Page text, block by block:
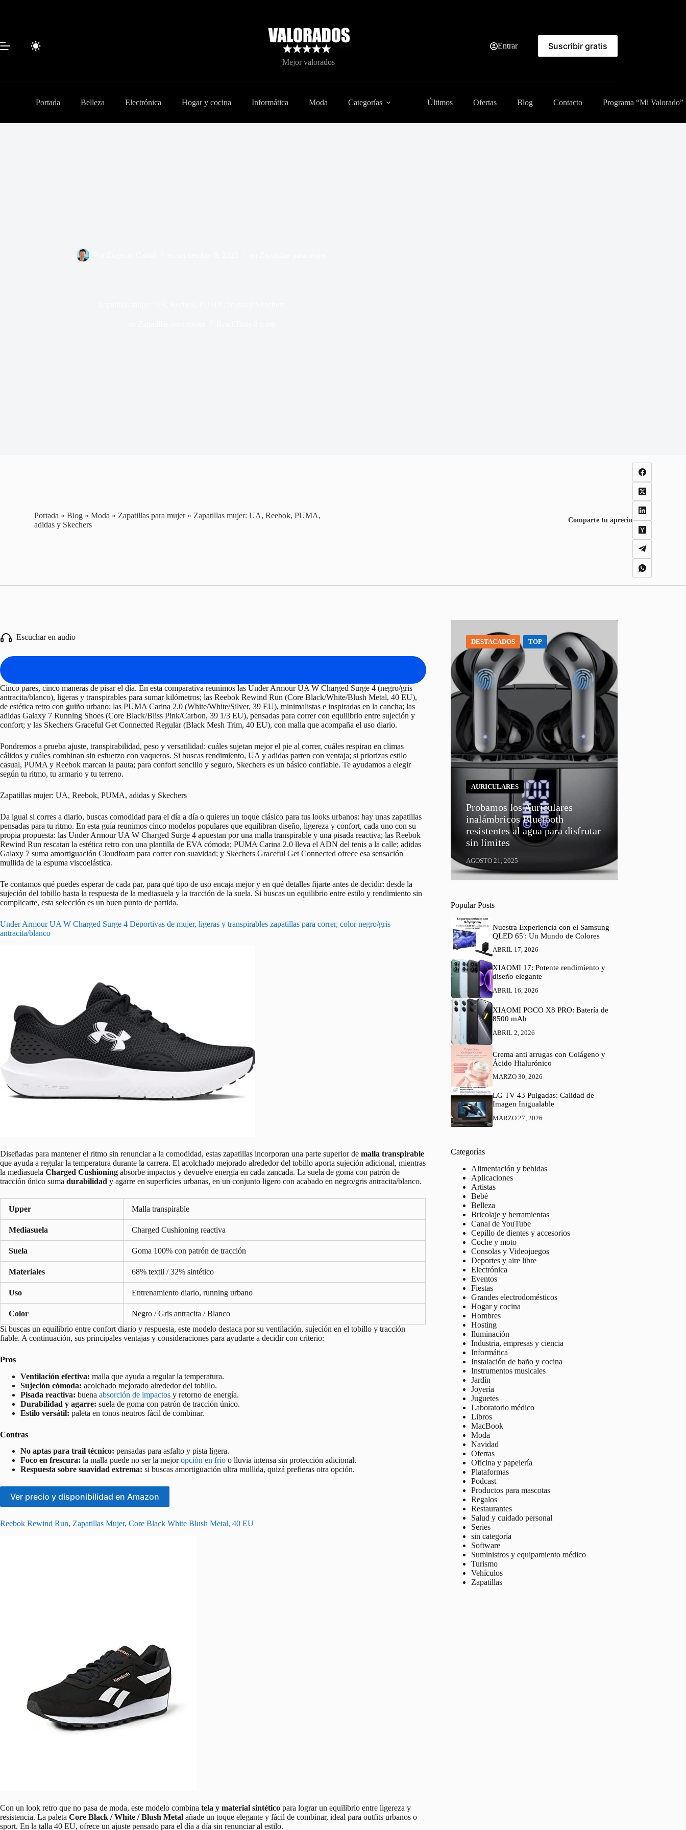
Mejor valorados
Entrar Suscribir gratis
Portada Belleza Electrónica Hogar y cocina Informática Moda Categorías Últimos Ofertas Blog Contacto Programa “Mi Valorado”
Portada »Blog »Moda » Zapatillas para mujer» Zapatillas mujer: UA, Reebok, PUMA,
adidas y Skechers
Comparte tu aprecio
Escuchar en audio
Cinco pares, cinco maneras de pisar el día. En esta comparativa reunimos las Under Armour UA W Charged Surge 4 (negro/gris
antracita/blanco), ligeras y transpirables para sumar kilómetros; las Reebok Rewind Run (Core Black/White/Blush Metal, 40 EU),
de estética retro con guiño urbano; las PUMA Carina 2.0 (White/White/Silver, 39 EU), minimalistas e inspiradas en la cancha; las
adidas Galaxy 7 Running Shoes (Core Black/Bliss Pink/Carbon, 39 1/3 EU), pensadas para correr con equilibrio entre sujeción y
confort; y las Skechers Graceful Get Connected Regular (Black Mesh Trim, 40 EU), con malla que acompaña el uso diario.
Pondremos a prueba ajuste, transpirabilidad, peso y versatilidad: cuáles sujetan mejor el pie al correr, cuáles respiran en climas
cálidos y cuáles combinan sin esfuerzo con vaqueros. Si buscas rendimiento, UA y adidas parten con ventaja; si priorizas estilo
casual, PUMA y Reebok marcan la pauta; para confort sencillo y seguro, Skechers es un básico confiable. Te ayudamos a elegir
según tu ritmo, tu armario y tu terreno.
Zapatillas mujer: UA, Reebok, PUMA, adidas y Skechers
Da igual si corres a diario, buscas comodidad para el día a día o quieres un toque clásico para tus looks urbanos: hay unas zapatillas
pensadas para tu ritmo. En esta guía reunimos cinco modelos populares que equilibran diseño, ligereza y confort, cada uno con su
propia propuesta: las Under Armour UA W Charged Surge 4 apuestan por una malla transpirable y una pisada reactiva; las Reebok
Rewind Run rescatan la estética retro con una plantilla de EVA cómoda; PUMA Carina 2.0 lleva el ADN del tenis a la calle; adidas
Galaxy 7 suma amortiguación Cloudfoam para correr con suavidad; y Skechers Graceful Get Connected ofrece esa sensación
mullida de la espuma viscoelástica.
Te contamos qué puedes esperar de cada par, para qué tipo de uso encaja mejor y en qué detalles fijarte antes de decidir: desde la
sujeción del tobillo hasta la respuesta de la mediasuela y la tracción de la suela. Si buscas un equilibrio entre estilo y rendimiento sin
complicarte, esta selección es un buen punto de partida.
Under Armour UA W Charged Surge 4 Deportivas de mujer, ligeras y transpirables zapatillas para correr, color negro/gris
antracita/blanco
Diseñadas para mantener el ritmo sin renunciar a la comodidad, estas zapatillas incorporan una parte superior de malla transpirable
que ayuda a regular la temperatura durante la carrera. El acolchado mejorado alrededor del tobillo aporta sujeción adicional, mientras
la mediasuela Charged Cushioning absorbe impactos y devuelve energía en cada zancada. La suela de goma con patrón de
tracción único suma durabilidad y agarre en superficies urbanas, en un conjunto ligero con acabado en negro/gris antracita/blanco.
Upper Malla transpirable
Mediasuela Charged Cushioning reactiva
Suela Goma 100% con patrón de tracción
Materiales 68% textil / 32% sintético
Uso Entrenamiento diario, running urbano
Color
Negro / Gris antracita / Blanco
Si buscas un equilibrio entre confort diario y respuesta, este modelo destaca por su ventilación, sujeción en el tobillo y tracción
fiable. A continuación, sus principales ventajas y consideraciones para ayudarte a decidir con criterio:
Pros
Ventilación efectiva: malla que ayuda a regular la temperatura.
Sujeción cómoda: acolchado mejorado alrededor del tobillo.
Pisada reactiva: buena absorción de impactos y retorno de energía.
Durabilidad y agarre: suela de goma con patrón de tracción único.
Estilo versátil: paleta en tonos neutros fácil de combinar.
Contras
No aptas para trail técnico: pensadas para asfalto y pista ligera.
Foco en frescura: la malla puede no ser la mejoropción en frío o lluvia intensa sin protección adicional.
Respuesta sobre suavidad extrema: si buscas amortiguación ultra mullida, quizá prefieras otra opción.
Ver precio y disponibilidad en Amazon
Reebok Rewind Run, Zapatillas Mujer, Core Black White Blush Metal, 40 EU
Con un look retro que no pasa de moda, este modelo combina tela y material sintético para lograr un equilibrio entre ligereza y
resistencia. La paleta Core Black / White / Blush Metal añade un toque elegante y fácil de combinar, ideal para outfits urbanos o
sport. En la talla 40 EU, ofrece un ajuste pensado para el día a día sin renunciar al estilo.
DESTACADOS TOP
AURICULARES
Probamos los Auriculares
inalámbricos Bluetooth
resistentes al agua para disfrutar
sin límites
AGOSTO 21, 2025
Popular Posts
Nuestra Experiencia con el Samsung
QLED 65′: Un Mundo de Colores
ABRIL 17, 2026
XIAOMI 17: Potente rendimiento y
diseño elegante
ABRIL 16, 2026
XIAOMI POCO X8 PRO: Batería de
8500 mAh
ABRIL 2, 2026
Crema anti arrugas con Colágeno y
Ácido Hialurónico
MARZO 30, 2026
LG TV 43 Pulgadas: Calidad de
Imagen Inigualable
MARZO 27, 2026
Categorías
Alimentación y bebidas
Aplicaciones
Artistas
Bebé
Belleza
Bricolaje y herramientas
Canal de YouTube
Cepillo de dientes y accesorios
Coche y moto
Consolas y Videojuegos
Deportes y aire libre
Electrónica
Eventos
Fiestas
Grandes electrodomésticos
Hogar y cocina
Hombres
Hosting
Iluminación
Industria, empresas y ciencia
Informática
Instalación de baño y cocina
Instrumentos musicales
Jardín
Joyería
Juguetes
Laboratorio médico
Libros
MacBook
Moda
Navidad
Ofertas
Oficina y papelería
Plataformas
Podcast
Productos para mascotas
Regalos
Restaurantes
Salud y cuidado personal
Series
sin categoría
Software
Suministros y equipamiento médico
Turismo
Vehículos
Zapatillas